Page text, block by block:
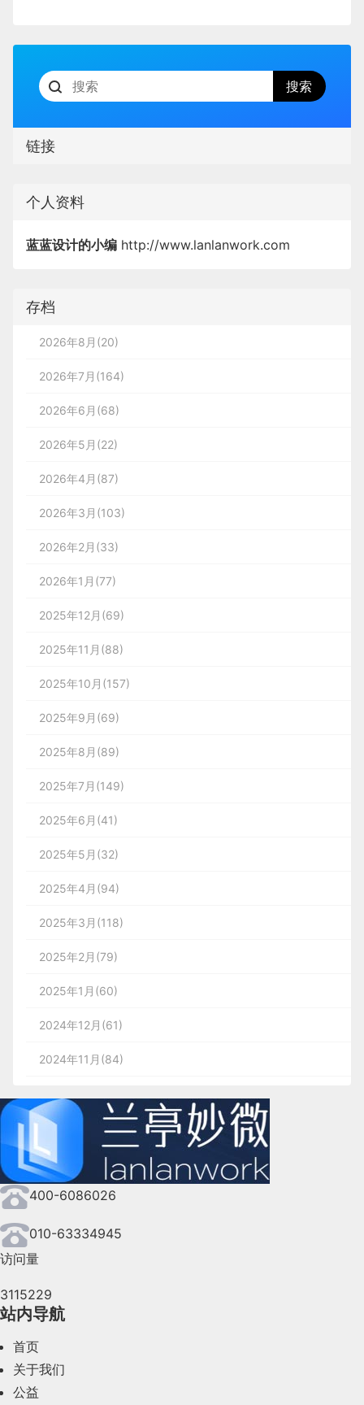
链接
个人资料
蓝蓝设计的小编 http://www.lanlanwork.com
存档
2026年8月(20)
2026年7月(164)
2026年6月(68)
2026年5月(22)
2026年4月(87)
2026年3月(103)
2026年2月(33)
2026年1月(77)
2025年12月(69)
2025年11月(88)
2025年10月(157)
2025年9月(69)
2025年8月(89)
2025年7月(149)
2025年6月(41)
2025年5月(32)
2025年4月(94)
2025年3月(118)
2025年2月(79)
2025年1月(60)
2024年12月(61)
2024年11月(84)
2024年9月(144)
2024年8月(164)
2024年7月(107)
2024年6月(63)
2024年4月(44)
2024年2月(58)
400-6086026
010-63334945
访问量
3115229
站内导航
首页
关于我们
公益